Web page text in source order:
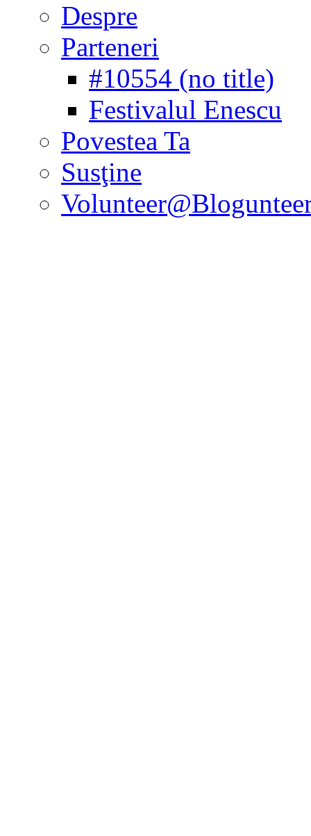
Despre
Parteneri
#10554 (no title)
Festivalul Enescu
Povestea Ta
Susţine